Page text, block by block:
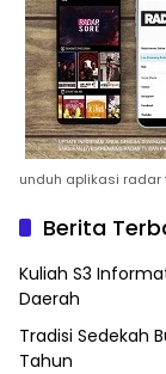
unduh aplikasi radar
Berita
Kuliah S3
Daerah
Tradisi Sedekah
Tahun